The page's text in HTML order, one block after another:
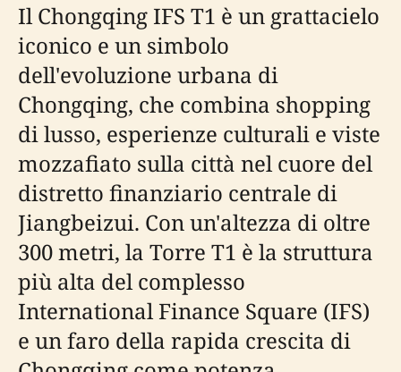
Il Chongqing IFS T1 è un grattacielo
iconico e un simbolo
dell'evoluzione urbana di
Chongqing, che combina shopping
di lusso, esperienze culturali e viste
mozzafiato sulla città nel cuore del
distretto finanziario centrale di
Jiangbeizui. Con un'altezza di oltre
300 metri, la Torre T1 è la struttura
più alta del complesso
International Finance Square (IFS)
e un faro della rapida crescita di